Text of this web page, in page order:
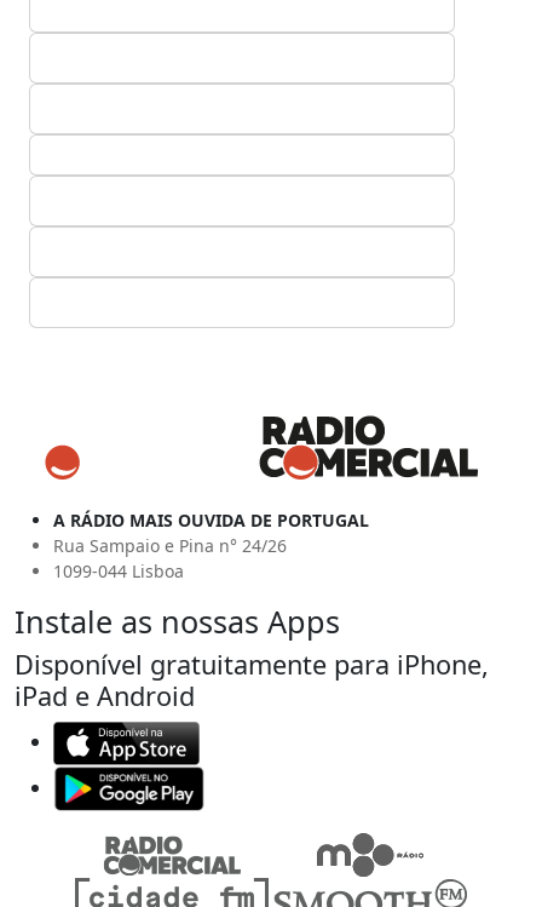
A RÁDIO MAIS OUVIDA DE PORTUGAL
Rua Sampaio e Pina n° 24/26
1099-044 Lisboa
Instale as nossas Apps
Disponível gratuitamente para iPhone,
iPad e Android